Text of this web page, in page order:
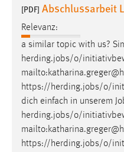
[PDF] Abschlussarbeit
Relevanz:
a similar topic with us?
herding.jobs/o/
https://herding.jobs/o/
dich einfach in unserem
herding.jobs/o/
https://herding.jobs/o/